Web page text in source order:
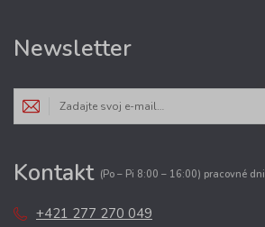
Newsletter
Kontakt (Po – Pi 8:00 – 16:00) pracovné dni
+421 277 270 049